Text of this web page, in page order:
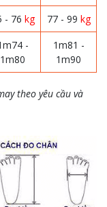
- 76 kg 77 - 99 kg
-
1m80
1m81 -
1m90
theo yêu cầu và